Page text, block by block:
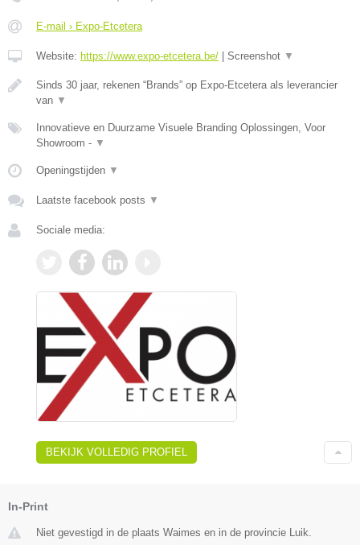
E-mail › Expo-Etcetera
Website: https://www.expo-etcetera.be/ | Screenshot ▼
Sinds 30 jaar, rekenen “Brands” op Expo-Etcetera als leverancier
van ▼
Innovatieve en Duurzame Visuele Branding Oplossingen, Voor
Showroom - ▼
Openingstijden ▼
Laatste facebook posts ▼
Sociale media:
BEKIJK VOLLEDIG PROFIEL
In-Print
Niet gevestigd in de plaats Waimes en in de provincie Luik.